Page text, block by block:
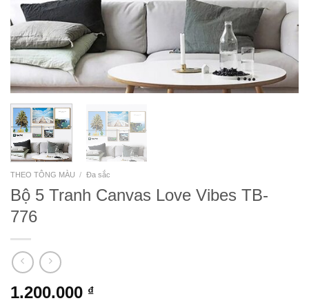
THEO TÔNG MÀU / Đa sắc
Bộ 5 Tranh Canvas Love Vibes TB-
776
1.200.000 ₫